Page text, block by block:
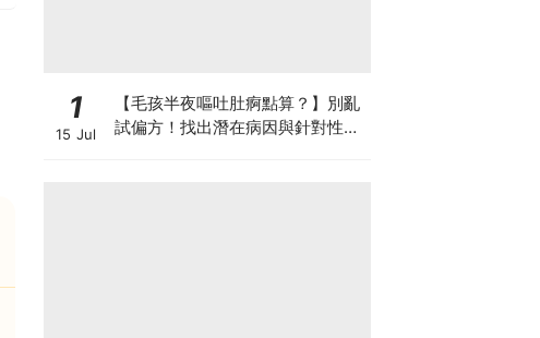
1
15 Jul
【毛孩半夜嘔吐肚痾點算？】別亂
試偏方！找出潛在病因與針對性營